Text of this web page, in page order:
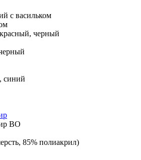
с васильком
черный
синий
ВО
85% полиакрил)